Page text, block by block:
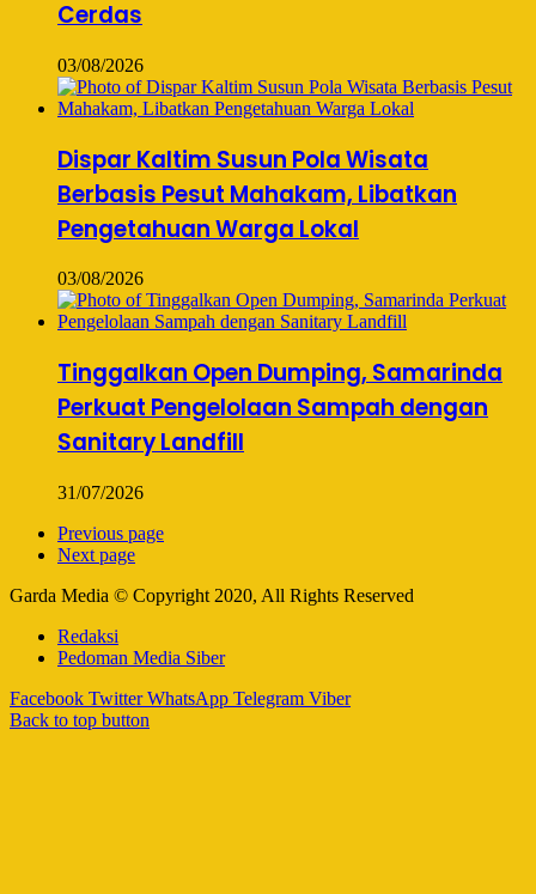
Cerdas
03/08/2026
Dispar Kaltim Susun Pola Wisata
Berbasis Pesut Mahakam, Libatkan
Pengetahuan Warga Lokal
03/08/2026
Tinggalkan Open Dumping, Samarinda
Perkuat Pengelolaan Sampah dengan
Sanitary Landfill
31/07/2026
Previous page
Next page
Garda Media © Copyright 2020, All Rights Reserved
Redaksi
Pedoman Media Siber
Facebook Twitter WhatsApp Telegram Viber
Back to top button